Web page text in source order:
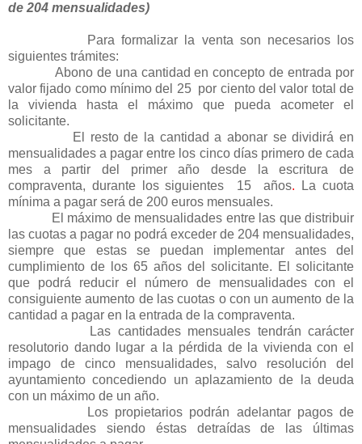
de 204 mensualidades)
Para formalizar la venta son necesarios los
siguientes trámites:
Abono de una cantidad en concepto de entrada por
valor fijado como mínimo del 25 por ciento del valor total de
la vivienda hasta el máximo que pueda acometer el
solicitante.
El resto de la cantidad a abonar se dividirá en
mensualidades a pagar entre los cinco días primero de cada
mes a partir del primer año desde la escritura de
compraventa, durante los siguientes
15 años. La cuota
mínima a pagar será de 200 euros mensuales.
El máximo de mensualidades entre las que distribuir
las cuotas a pagar no podrá exceder de 204 mensualidades,
siempre que estas se puedan implementar antes del
cumplimiento de los 65 años del solicitante. El solicitante
que podrá reducir el número de mensualidades con el
consiguiente aumento de las cuotas o con un aumento de la
cantidad a pagar en la entrada de la compraventa.
Las cantidades mensuales tendrán carácter
resolutorio dando lugar a la pérdida de la vivienda con el
impago de cinco mensualidades, salvo resolución del
ayuntamiento concediendo un aplazamiento de la deuda
con un máximo de un año.
Los propietarios podrán adelantar pagos de
mensualidades siendo éstas detraídas de las últimas